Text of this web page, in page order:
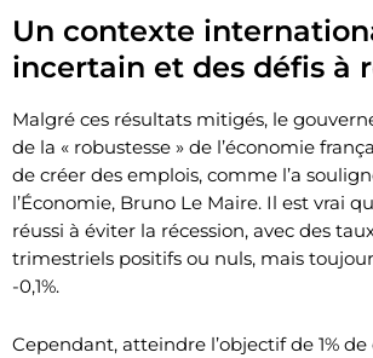
Un contexte
incertain et des défis à
Malgré ces résultats mitigés, le
de la « robustesse » de l’économie
de créer des emplois, comme l’a
l’Économie, Bruno Le Maire. Il est vrai
réussi à éviter la récession, avec des
trimestriels positifs ou nuls, mais
-0,1%.
Cependant, atteindre l’objectif de 1% de